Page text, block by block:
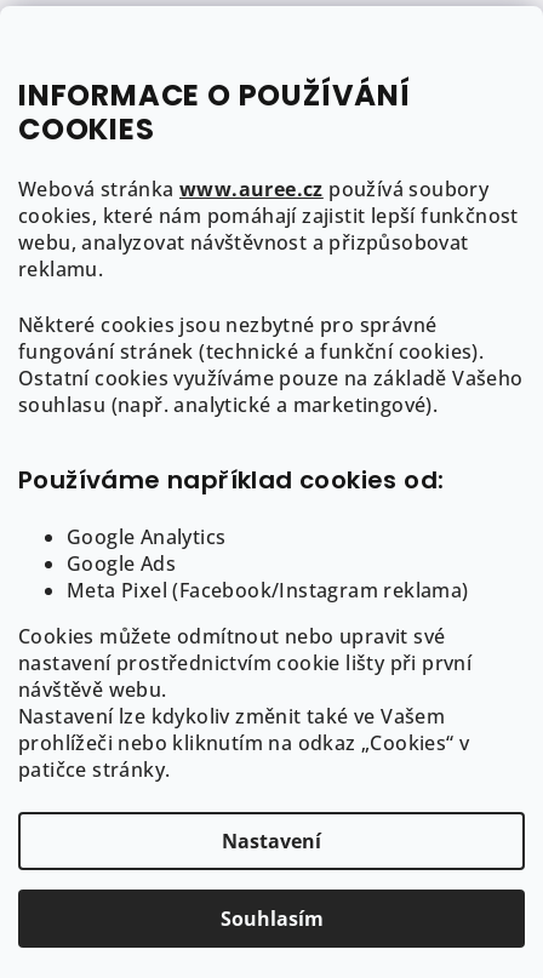
INFORMACE O POUŽÍVÁNÍ
COOKIES
Webová stránka www.auree.cz používá soubory
cookies, které nám pomáhají zajistit lepší funkčnost
webu, analyzovat návštěvnost a přizpůsobovat
reklamu.
Některé cookies jsou nezbytné pro správné
fungování stránek (technické a funkční cookies).
Ostatní cookies využíváme pouze na základě Vašeho
souhlasu (např. analytické a marketingové).
Používáme například cookies od:
Google Analytics
Google Ads
Meta Pixel (Facebook/Instagram reklama)
Cookies můžete odmítnout nebo upravit své
nastavení prostřednictvím cookie lišty při první
návštěvě webu.
Nastavení lze kdykoliv změnit také ve Vašem
prohlížeči nebo kliknutím na odkaz „Cookies“ v
patičce stránky.
Nastavení
Souhlasím
Detail
Zlatý prsten s olivínem
11 290 Kč
žluté zlato
bílé zlato
růžové zlato
skladem
Načíst 7 dalších
S
t
1 2